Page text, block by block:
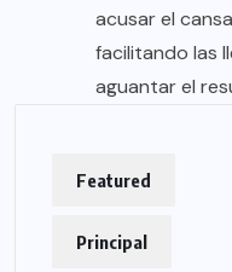
acusar el
facilitando las
aguantar el
Featured
Principal